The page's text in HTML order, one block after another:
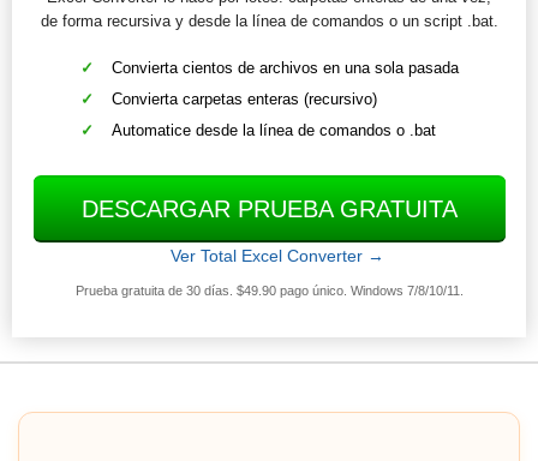
de forma recursiva y desde la línea de comandos o un script .bat.
Convierta cientos de archivos en una sola pasada
Convierta carpetas enteras (recursivo)
Automatice desde la línea de comandos o .bat
DESCARGAR PRUEBA GRATUITA
Ver Total Excel Converter →
Prueba gratuita de 30 días. $49.90 pago único. Windows 7/8/10/11.